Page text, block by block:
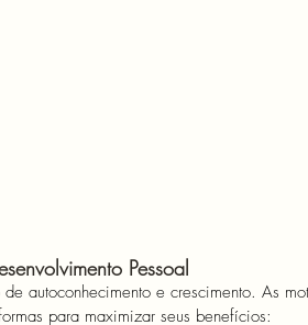
Pessoal
autoconhecimento e crescimento. As
para maximizar seus benefícios: